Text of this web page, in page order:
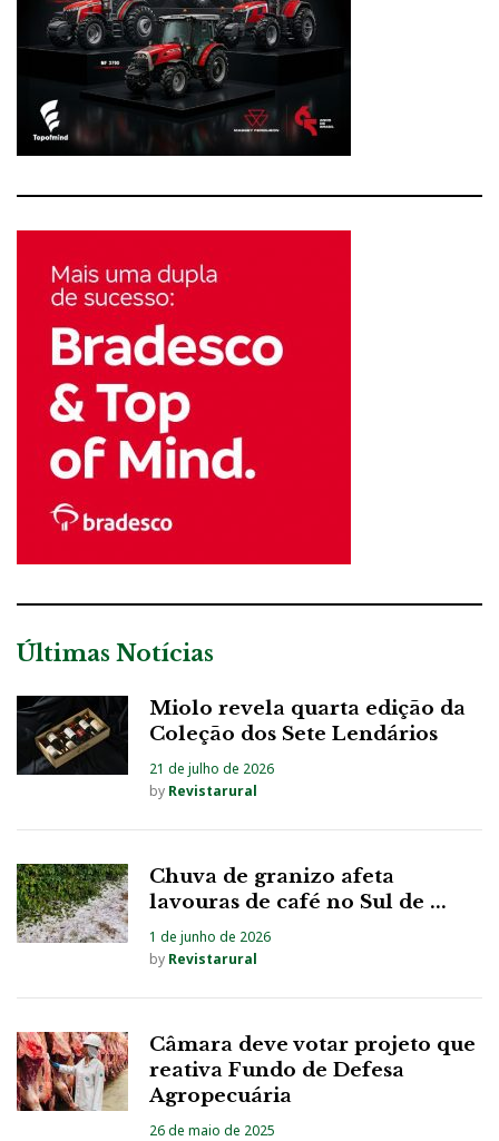
Últimas Notícias
Miolo revela quarta edição da
Coleção dos Sete Lendários
21 de julho de 2026
by Revistarural
Chuva de granizo afeta
lavouras de café no Sul de ...
1 de junho de 2026
by Revistarural
Câmara deve votar projeto que
reativa Fundo de Defesa
Agropecuária
26 de maio de 2025